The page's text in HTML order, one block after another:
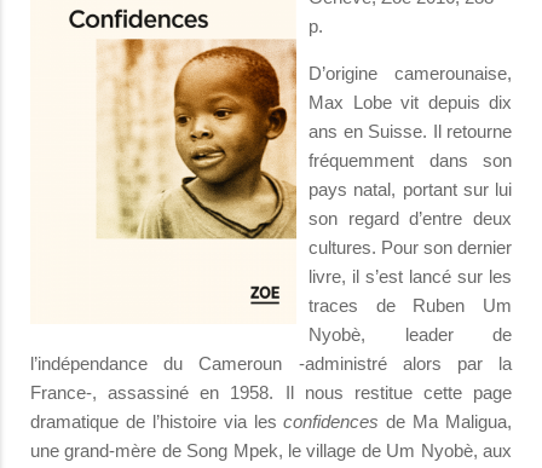
p.
D’origine camerounaise,
Max Lobe vit depuis dix
ans en Suisse. Il retourne
fréquemment dans son
pays natal, portant sur lui
son regard d’entre deux
cultures. Pour son dernier
livre, il s’est lancé sur les
traces de Ruben Um
Nyobè, leader de
l’indépendance du Cameroun -administré alors par la
France-, assassiné en 1958. Il nous restitue cette page
dramatique de l’histoire via lesconfidencesde Ma Maligua,
une grand-mère de Song Mpek, le village de Um Nyobè, aux